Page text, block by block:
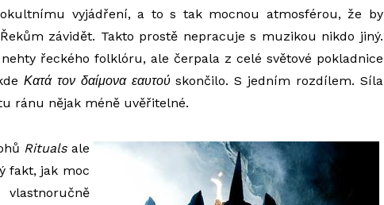
vyjádření, a to s tak mocnou atmosférou, že by
závidět. Takto prostě nepracuje s muzikou nikdo jiný.
řeckého folklóru, ale čerpala z celé světové pokladnice
Κατά τον δαίμονα εαυτούskončilo. S jedním rozdílem. Síla
ránu nějak méně uvěřitelné.
Ritualsale
fakt, jak moc